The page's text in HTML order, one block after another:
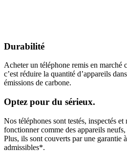
Durabilité
Acheter un téléphone remis en marché
c’est réduire la quantité d’appareils
émissions de carbone.
Optez pour du sérieux.
Nos téléphones sont testés, inspectés
fonctionner comme des appareils
Plus, ils sont couverts par une garantie
admissibles*.